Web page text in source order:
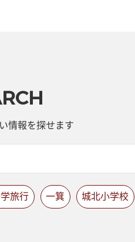
情報を探せます
旅行 一箕 城北小学校